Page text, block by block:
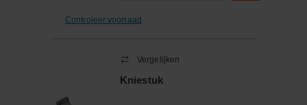
Controleer voorraad
Vergelijken
Kniestuk